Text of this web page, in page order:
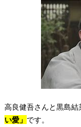
高良健吾さんと黒島
い愛」 です。